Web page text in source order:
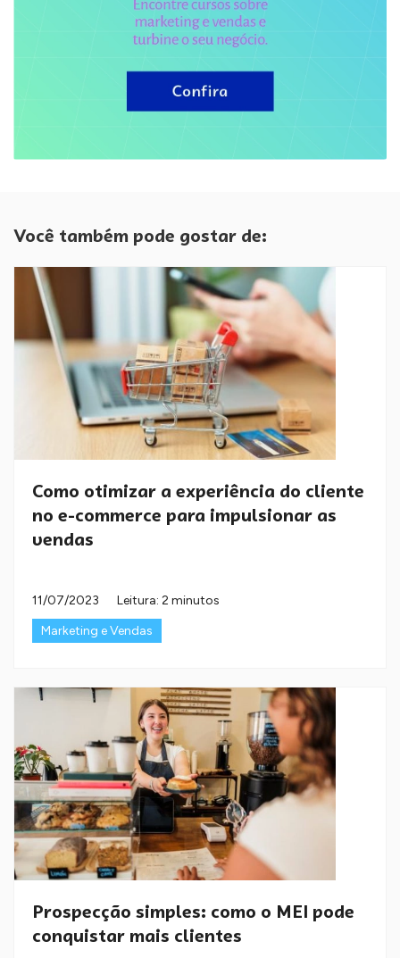
Você também pode gostar de:
Como otimizar a experiência do cliente
no e-commerce para impulsionar as
vendas
11/07/2023
Leitura: 2 minutos
Marketing e Vendas
Prospecção simples: como o MEI pode
conquistar mais clientes